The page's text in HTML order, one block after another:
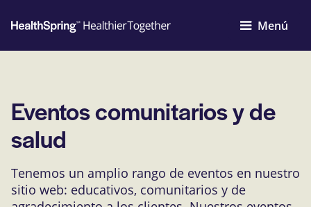
Menú
Eventos comunitarios y de
salud
Tenemos un amplio rango de eventos en nuestro
sitio web: educativos, comunitarios y de